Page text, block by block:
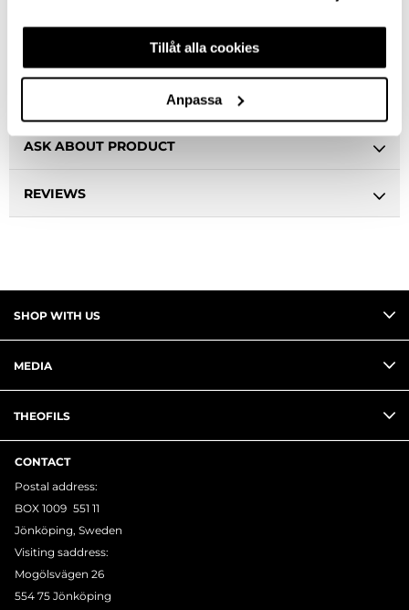
Tillåt alla cookies
Anpassa
ASK ABOUT PRODUCT
REVIEWS
SHOP WITH US
MEDIA
THEOFILS
CONTACT
Postal address:
BOX 1009 551 11
Jönköping, Sweden
Visiting saddress:
Mogölsvägen 26
554 75 Jönköping